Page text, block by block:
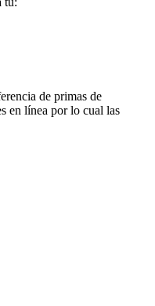
de primas de
en línea por lo cual las